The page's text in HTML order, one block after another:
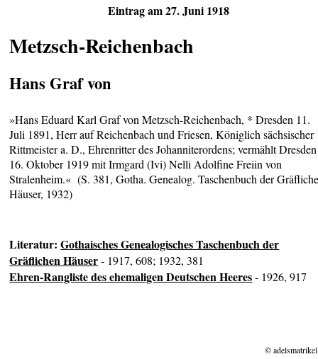
Eintrag am 27. Juni 1918
Metzsch-Reichenbach
Hans Graf von
»Hans Eduard Karl Graf von Metzsch-Reichenbach, * Dresden 11.
Juli 1891, Herr auf Reichenbach und Friesen, Königlich sächsischer
Rittmeister a. D., Ehrenritter des Johanniterordens; vermählt Dresden
16. Oktober 1919 mit Irmgard (Ivi) Nelli Adolfine Freiin von
Stralenheim.« (S. 381, Gotha. Genealog. Taschenbuch der
Häuser, 1932)
Literatur:Gothaisches Genealogisches Taschenbuch der
Gräflichen Häuser- 1917, 608; 1932, 381
Ehren-Rangliste des ehemaligen Deutschen Heeres- 1926, 917
©